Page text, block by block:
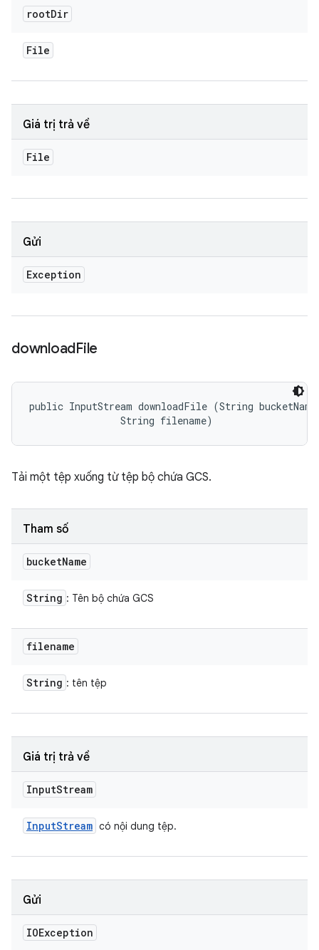
rootDir
File
Giá trị trả về
File
Gửi
Exception
downloadFile
public InputStream downloadFile (String
                String filename)
Tải một tệp xuống từ tệp bộ chứa GCS.
Tham số
bucketName
String : Tên bộ chứa GCS
filename
String : tên tệp
Giá trị trả về
InputStream
InputStream có nội dung tệp.
Gửi
IOException